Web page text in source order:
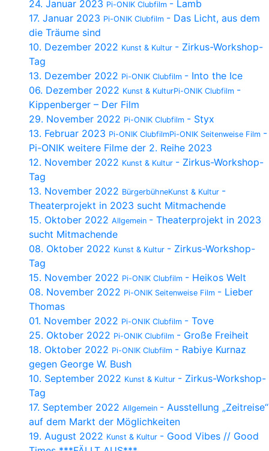
24. Januar 2023 Pi-ONIK Clubfilm - Lamb
17. Januar 2023 Pi-ONIK Clubfilm - Das Licht, aus dem
die Träume sind
10. Dezember 2022 Kunst & Kultur - Zirkus-Workshop-
Tag
13. Dezember 2022 Pi-ONIK Clubfilm - Into the Ice
06. Dezember 2022 Kunst & KulturPi-ONIK Clubfilm -
Kippenberger – Der Film
29. November 2022 Pi-ONIK Clubfilm - Styx
13. Februar 2023 Pi-ONIK ClubfilmPi-ONIK Seitenweise Film -
Pi-ONIK weitere Filme der 2. Reihe 2023
12. November 2022 Kunst & Kultur - Zirkus-Workshop-
Tag
13. November 2022 BürgerbühneKunst & Kultur -
Theaterprojekt in 2023 sucht Mitmachende
15. Oktober 2022 Allgemein - Theaterprojekt in 2023
sucht Mitmachende
08. Oktober 2022 Kunst & Kultur - Zirkus-Workshop-
Tag
15. November 2022 Pi-ONIK Clubfilm - Heikos Welt
08. November 2022 Pi-ONIK Seitenweise Film - Lieber
Thomas
01. November 2022 Pi-ONIK Clubfilm - Tove
25. Oktober 2022 Pi-ONIK Clubfilm - Große Freiheit
18. Oktober 2022 Pi-ONIK Clubfilm - Rabiye Kurnaz
gegen George W. Bush
10. September 2022 Kunst & Kultur - Zirkus-Workshop-
Tag
17. September 2022 Allgemein - Ausstellung „Zeitreise“
auf dem Markt der Möglichkeiten
19. August 2022 Kunst & Kultur - Good Vibes // Good